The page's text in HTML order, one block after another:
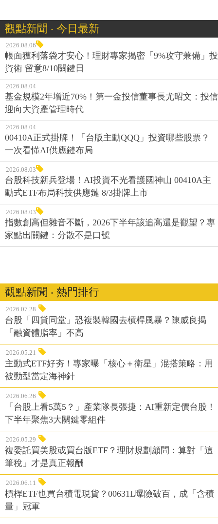
觀點新聞 ‧ 今日最新
2026.08.06
帳面獲利落袋才安心！理財專家揭密「9%攻守兼備」投
資術 留意8/10關鍵日
2026.08.04
基金規模2年增近70%！第一金投信董事長尤昭文：投信
迎向大資產管理時代
2026.08.04
00410A正式掛牌！「台版主動QQQ」投資哪些股票？
一次看懂AI供應鏈布局
2026.08.03
台股科技新兵登場！AI投資不光看護國神山 00410A主
動式ETF布局科技供應鏈 8/3掛牌上市
2026.08.03
指數創高但雜音不斷，2026下半年該追高還是觀望？專
家點出關鍵：分散不是口號
觀點新聞 ‧ 熱門排行
2026.07.28
台股「四貸同堂」恐複製韓國去槓桿風暴？陳威良揭
「融資體脂率」不高
2026.05.21
主動式ETF好夯！專家曝「核心＋衛星」混搭策略：用
被動型當定海神針
2026.06.26
「台股上看5萬5？」產業隊長張捷：AI重新定價台股！
下半年聚焦3大關鍵零組件
2026.05.29
複委託買美股或買台版ETF？理財規劃顧問：算對「這
筆稅」才是真正報酬
2026.06.11
槓桿ETF也買台積電現貨？00631L曝險破百，成「含積
量」冠軍